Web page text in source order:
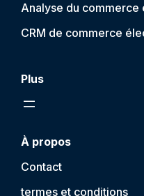
Analyse du commerce
CRM de commerce
Plus
À propos
Contact
termes et conditions